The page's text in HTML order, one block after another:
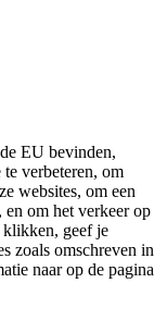
EU bevinden,
verbeteren, om
websites, om een
om het verkeer op
klikken, geef je
zoals omschreven in
naar op de pagina